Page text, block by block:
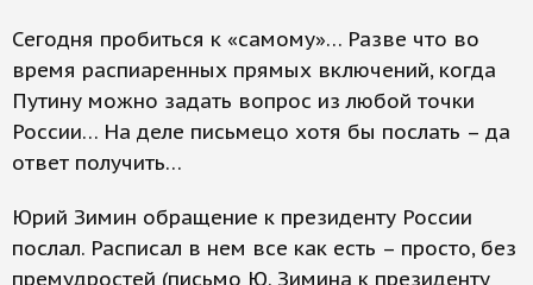
Сегодня пробиться к «самому»… Разве что во
время распиаренных прямых включений, когда
Путину можно задать вопрос из любой точки
России… На деле письмецо хотя бы послать – да
ответ получить…
Юрий Зимин обращение к президенту России
послал. Расписал в нем все как есть – просто, без
премудростей (письмо Ю. Зимина к президенту